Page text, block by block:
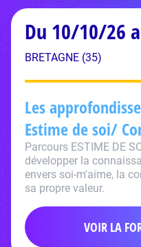
Du 10/10/26
BRETAGNE (35)
Les
Estime de soi/
Parcours ESTIME DE
développer la
envers soi-m'aime, la
sa propre valeur.
VOIR LA